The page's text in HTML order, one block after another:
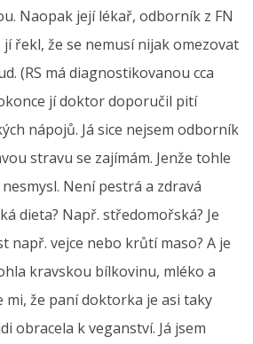
Naopak její lékař, odborník z FN
řekl, že se nemusí nijak omezovat
(RS má diagnostikovanou cca
jí doktor doporučil pití
nápojů. Já sice nejsem odborník
stravu se zajímám. Jenže tohle
Není pestrá a zdravá
dieta? Např. středomořská? Je
např. vejce nebo krůtí maso? A je
kravskou bílkovinu, mléko a
mi, že paní doktorka je asi taky
obracela k veganství. Já jsem